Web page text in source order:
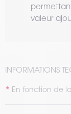
valeur
INFORMATIONS
En fonction de